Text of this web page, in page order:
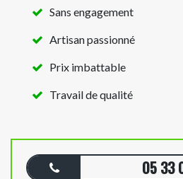
Sans engagement
Artisan passionné
Prix imbattable
Travail de qualité
05 33